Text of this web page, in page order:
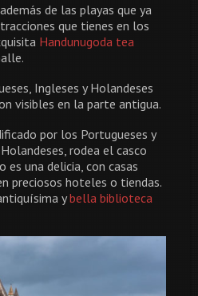
de las playas que ya
que tienes en los
Handunugoda tea
Ingleses y Holandeses
visibles en la parte antigua.
por los Portugueses y
rodea el casco
es una delicia, con casas
preciosos hoteles o tiendas.
ybella biblioteca